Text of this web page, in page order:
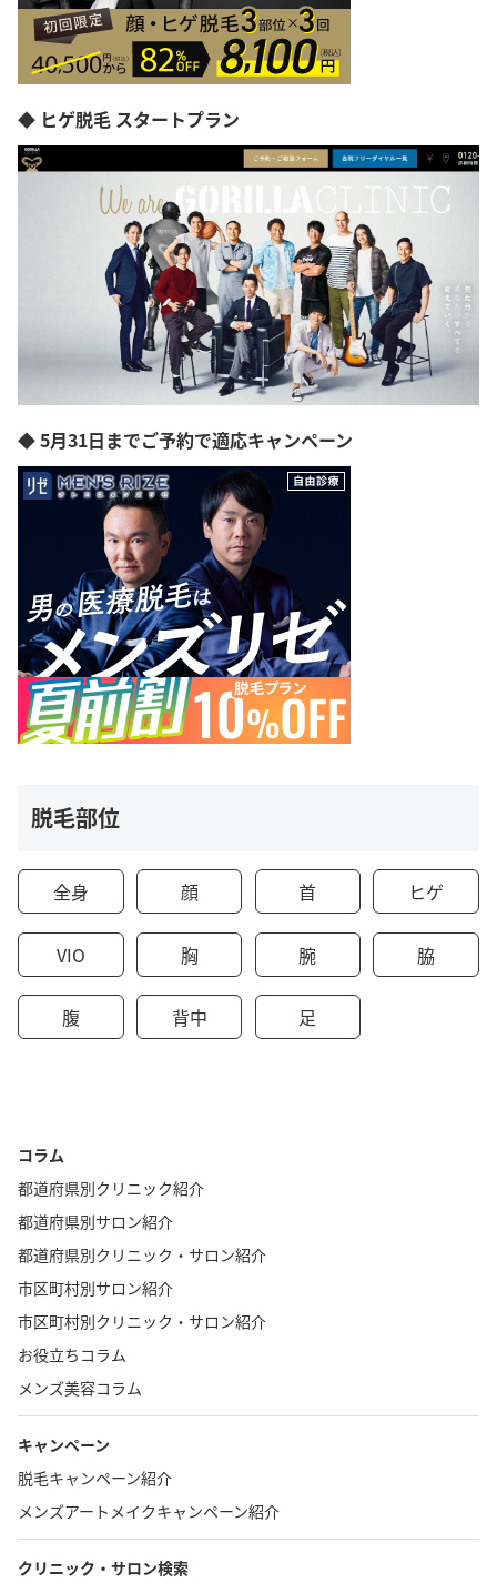
◆ ヒゲ脱毛 スタートプラン
◆ 5月31日までご予約で適応キャンペーン
脱毛部位
全身 顔 首 ヒゲ
VIO 胸 腕 脇
腹 背中 足
コラム
都道府県別クリニック紹介
都道府県別サロン紹介
都道府県別クリニック・サロン紹介
市区町村別サロン紹介
市区町村別クリニック・サロン紹介
お役立ちコラム
メンズ美容コラム
キャンペーン
脱毛キャンペーン紹介
メンズアートメイクキャンペーン紹介
クリニック・サロン検索